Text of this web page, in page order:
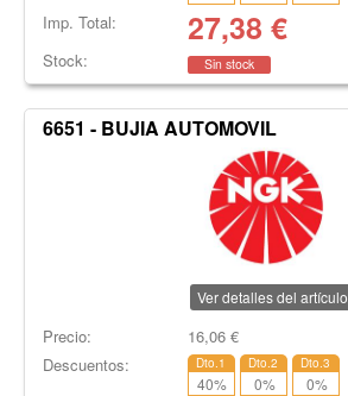
Imp. Total: 27,38 €
Stock: Sin stock
6651 - BUJIA AUTOMOVIL
Ver detalles del artículo
Precio: 16,06€
Descuentos:
Dto.1
40%
Dto.2
0%
Dto.3
0%